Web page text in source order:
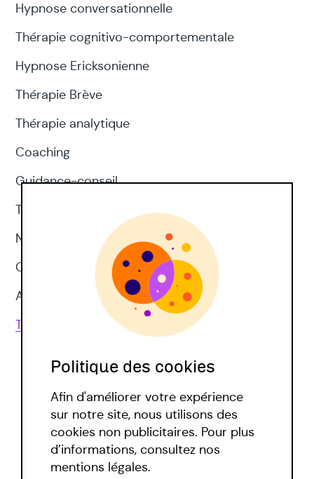
Hypnose conversationnelle
Thérapie cognitivo-comportementale
Hypnose Ericksonienne
Thérapie Brève
Thérapie analytique
Coaching
Guidance-conseil
Thérapie d'acceptation et d'engagement
Neuropsychologie
CNV
Approches corporelles
Toutes les techniques
Politique covid
Politique des cookies
Afin d'améliorer votre expérience
sur notre site, nous utilisons des
cookies non publicitaires. Pour plus
d’informations, consultez nos
mentions légales.